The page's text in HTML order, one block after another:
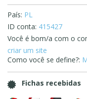
País: PL
ID conta: 415427
Você é bom/a com o
criar um site
Como você se define?:
Fichas recebidas